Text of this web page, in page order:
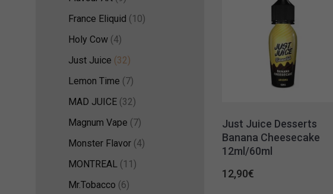
France Eliquid (10)
Holy Cow (4)
Just Juice (32)
Lemon Time (7)
MAD JUICE (32)
Magnum Vape (7)
Monster Flavor (4)
MONTREAL (11)
Mr.Tobacco (6)
Just Juice Desserts
Banana Cheesecake
12ml/60ml
12,90€